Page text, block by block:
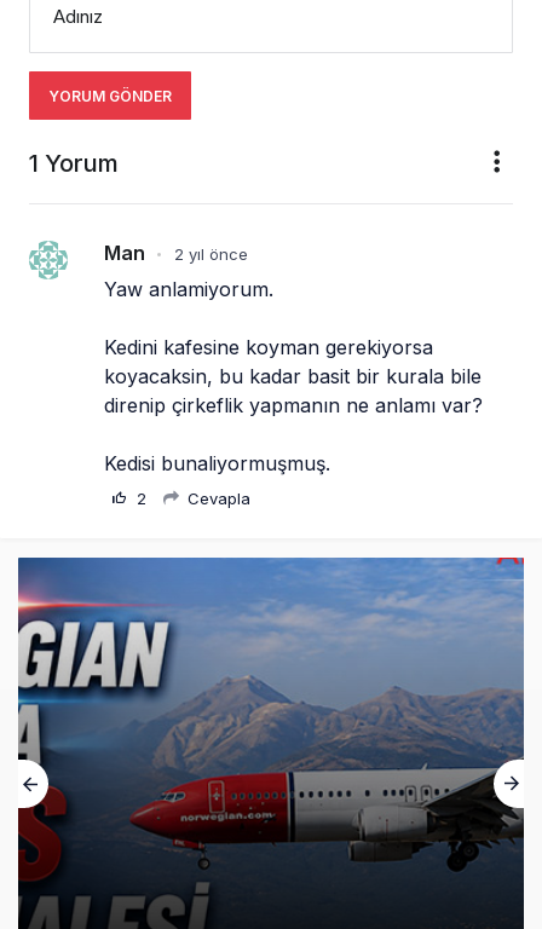
Adınız
YORUM GÖNDER
1 Yorum
Man • 2 yıl önce
Yaw anlamiyorum.
Kedini kafesine koyman gerekiyorsa
koyacaksin, bu kadar basit bir kurala bile
direnip çirkeflik yapmanın ne anlamı var?
Kedisi bunaliyormuşmuş.
2 Cevapla